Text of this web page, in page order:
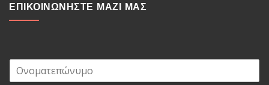
ΕΠΙΚΟΙΝΩΝΗΣΤΕ ΜΑΖΙ ΜΑΣ